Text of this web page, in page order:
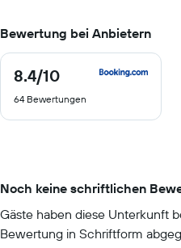
Bewertung bei Anbietern
8.4/10
8.4
10
64 Bewertungen
Noch keine schriftlichen
Gäste haben diese Unterkunft
Bewertung in Schriftform